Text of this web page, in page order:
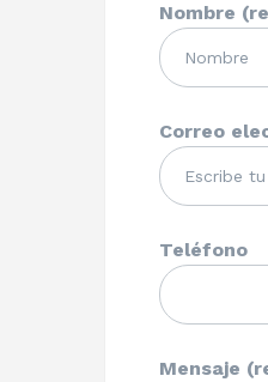
Nombre
Correo
Teléfono
Mensaje